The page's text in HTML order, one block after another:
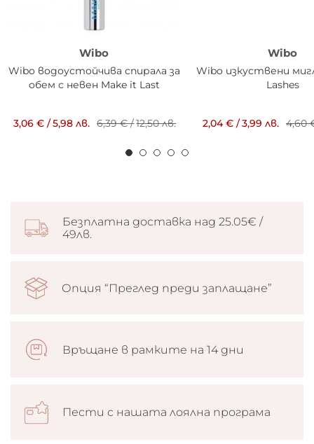
Wibo
Wibo водоустойчива спирала за
обем с невен Make it Last
3,06 € /5,98 лв. 6,39 €/12,50 лв.
Wibo
Wibo изкуствени
Lashes
2,04 € /3,99 лв. 4,60
Безплатна доставка над 25.05€ /
49лв.
Опция “Преглед преди заплащане”
Връщане в рамките на 14 дни
Пести с нашата лоялна програма